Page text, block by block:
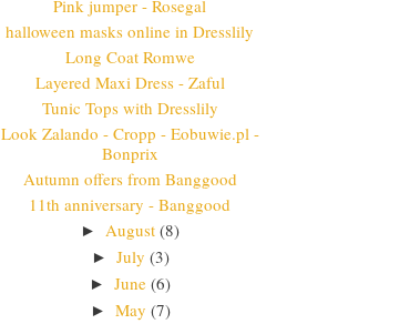
Pink jumper - Rosegal
halloween masks online in Dresslily
Long Coat Romwe
Layered Maxi Dress - Zaful
Tunic Tops with Dresslily
Look Zalando - Cropp - Eobuwie.pl -
Bonprix
Autumn offers from Banggood
11th anniversary - Banggood
► August (8)
► July (3)
► June (6)
► May (7)